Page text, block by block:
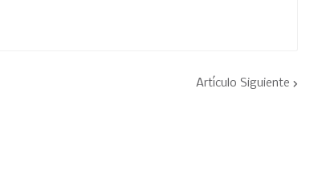
Artículo Siguiente